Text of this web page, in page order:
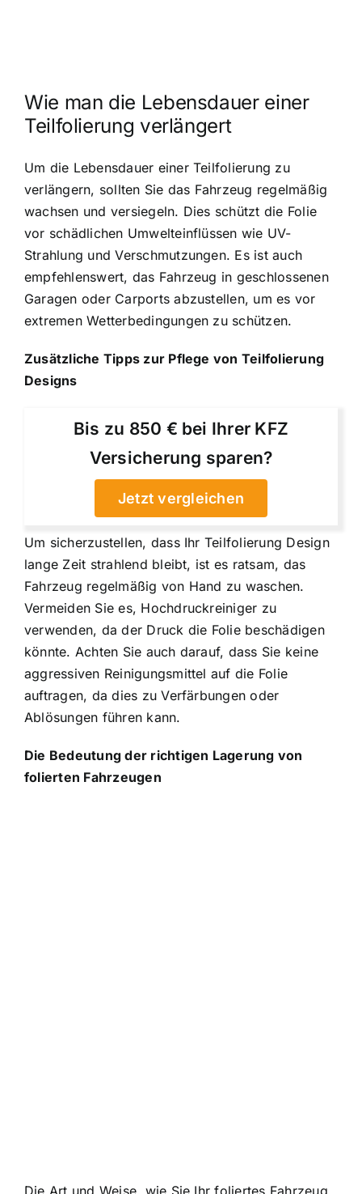
Wie man die Lebensdauer einer
Teilfolierung verlängert
Um die Lebensdauer einer Teilfolierung zu
verlängern, sollten Sie das Fahrzeug regelmäßig
wachsen und versiegeln. Dies schützt die Folie
vor schädlichen Umwelteinflüssen wie UV-
Strahlung und Verschmutzungen. Es ist auch
empfehlenswert, das Fahrzeug in geschlossenen
Garagen oder Carports abzustellen, um es vor
extremen Wetterbedingungen zu schützen.
Zusätzliche Tipps zur Pflege von Teilfolierung
Designs
Bis zu 850 € bei Ihrer KFZ
Versicherung sparen?
Jetzt vergleichen
Um sicherzustellen, dass Ihr Teilfolierung Design
lange Zeit strahlend bleibt, ist es ratsam, das
Fahrzeug regelmäßig von Hand zu waschen.
Vermeiden Sie es, Hochdruckreiniger zu
verwenden, da der Druck die Folie beschädigen
könnte. Achten Sie auch darauf, dass Sie keine
aggressiven Reinigungsmittel auf die Folie
auftragen, da dies zu Verfärbungen oder
Ablösungen führen kann.
Die Bedeutung der richtigen Lagerung von
folierten Fahrzeugen
Die Art und Weise, wie Sie Ihr foliertes Fahrzeug